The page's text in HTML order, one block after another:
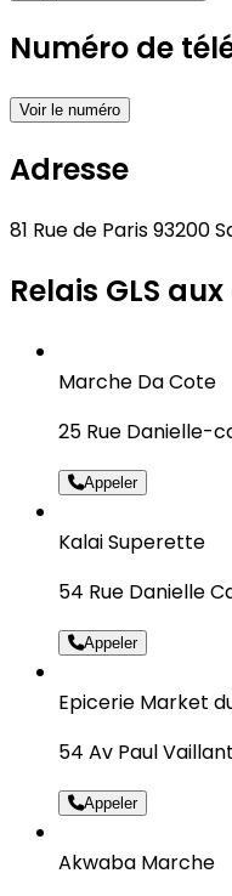
Numéro de
Voir le numéro
Adresse
81 Rue de Paris 93200
Relais GLS
Marche Da Cote
25 Rue Danielle-
Appeler
Kalai Superette
54 Rue Danielle
Appeler
Epicerie Market
54 Av Paul
Appeler
Akwaba Marche